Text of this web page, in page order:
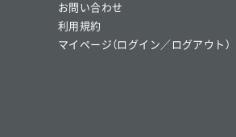
お問い合わせ
利用規約
マイページ（ログイン／ログアウト）